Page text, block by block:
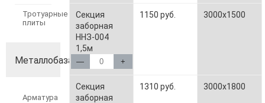
Тротуарные
плиты
Металлобаза
Арматура
Секция
заборная
ННЗ-004
1,5м
— +
1150 руб. 3000x1500
Секция
заборная
1310 руб. 3000x1800